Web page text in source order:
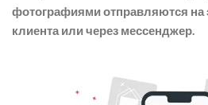
фотографиями отправляются на
клиента или через мессенджер.